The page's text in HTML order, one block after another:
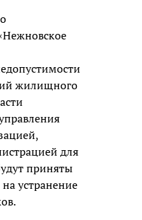
жилищного
для
приняты
устранение